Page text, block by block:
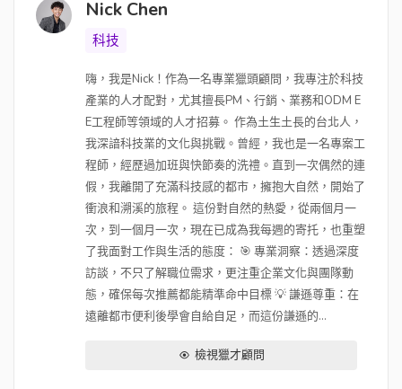
Nick Chen
科技
嗨，我是Nick！作為一名專業獵頭顧問，我專注於科技
產業的人才配對，尤其擅長PM、行銷、業務和ODM E
E工程師等領域的人才招募。 作為土生土長的台北人，
我深諳科技業的文化與挑戰。曾經，我也是一名專案工
程師，經歷過加班與快節奏的洗禮。直到一次偶然的連
假，我離開了充滿科技感的都市，擁抱大自然，開始了
衝浪和溯溪的旅程。 這份對自然的熱愛，從兩個月一
次，到一個月一次，現在已成為我每週的寄托，也重塑
了我面對工作與生活的態度： 🎯 專業洞察：透過深度
訪談，不只了解職位需求，更注重企業文化與團隊動
態，確保每次推薦都能精準命中目標 💡 謙遜尊重：在
遠離都市便利後學會自給自足，而這份謙遜的...
檢視獵才顧問